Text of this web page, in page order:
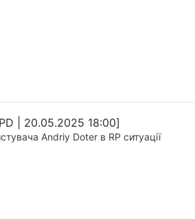
| 20.05.2025 18:00]
Andriy Doter в RP ситуації